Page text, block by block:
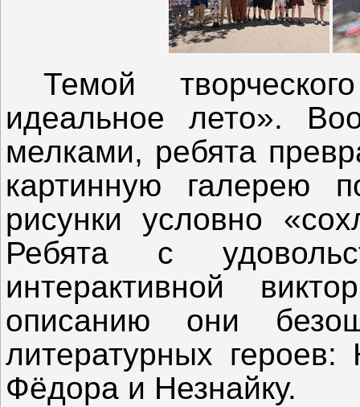
Темой
идеальное лето».
мелками, ребята
картинную галерею
рисунки условно
Ребята с
интерактивной
описанию они
литературных
Фёдора и Незнайку.